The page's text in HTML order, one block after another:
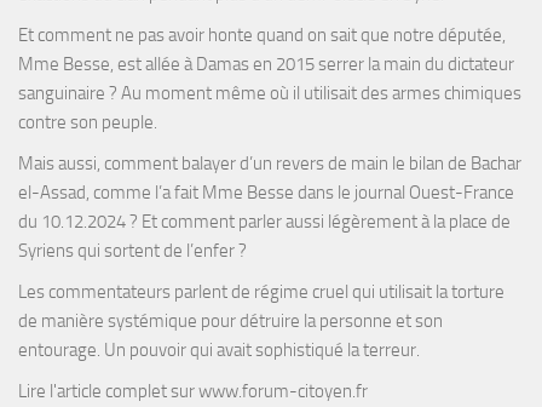
Et comment ne pas avoir honte quand on sait que notre députée,
Mme Besse, est allée à Damas en 2015 serrer la main du dictateur
sanguinaire ? Au moment même où il utilisait des armes chimiques
contre son peuple.
Mais aussi, comment balayer d’un revers de main le bilan de Bachar
el-Assad, comme l’a fait Mme Besse dans le journal Ouest-France
du 10.12.2024 ? Et comment parler aussi légèrement à la place de
Syriens qui sortent de l’enfer ?
Les commentateurs parlent de régime cruel qui utilisait la torture
de manière systémique pour détruire la personne et son
entourage. Un pouvoir qui avait sophistiqué la terreur.
Lire l'article complet surwww.forum-citoyen.fr